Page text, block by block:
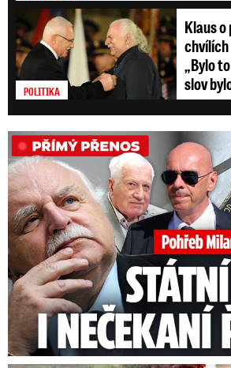
POLITIKA
Klaus
„Bylo
slov
PŘÍMÝ PŘENOS: Pohřeb Milana Knížáka